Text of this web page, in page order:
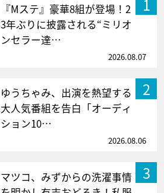
1
『Mステ』豪華8組が登場！2
3年ぶりに披露される“ミリオ
ンセラー達…
2026.08.07
2
ゆうちゃみ、出演を熱望する
大人気番組を告白「オーディ
ション10…
2026.08.06
3
マツコ、みずからの洗濯事情